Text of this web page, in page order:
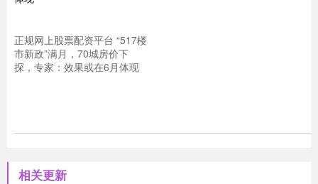
正规网上股票配资平台 “517楼
市新政”满月，70城房价下
探，专家：效果或在6月体现
相关更新